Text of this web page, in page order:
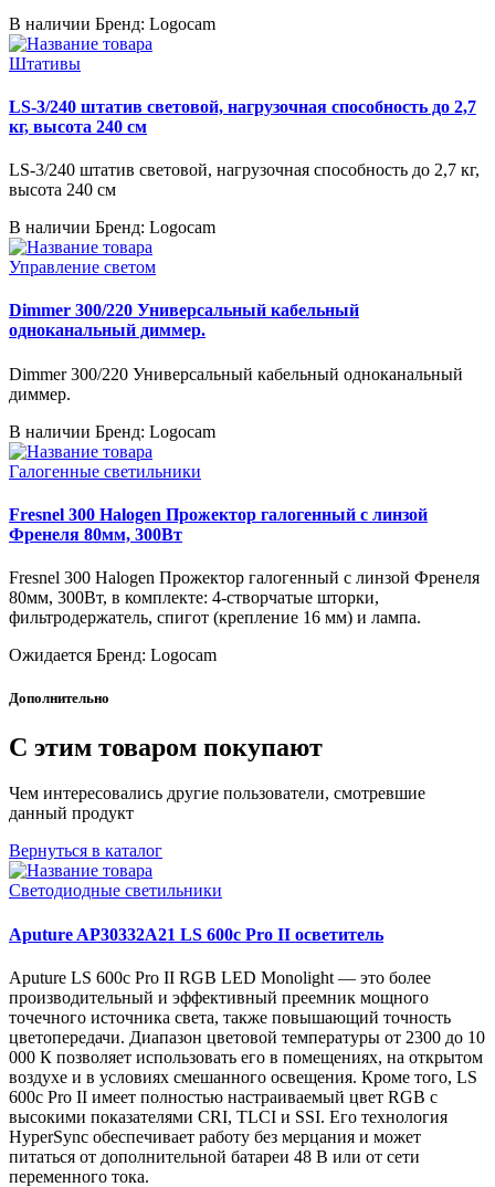
В наличии Бренд: Logocam
Штативы
LS-3/240 штатив световой, нагрузочная способность до 2,7
кг, высота 240 см
LS-3/240 штатив световой, нагрузочная способность до 2,7 кг,
высота 240 см
В наличии Бренд: Logocam
Управление светом
Dimmer 300/220 Универсальный кабельный
одноканальный диммер.
Dimmer 300/220 Универсальный кабельный одноканальный
диммер.
В наличии Бренд: Logocam
Галогенные светильники
Fresnel 300 Halogen Прожектор галогенный с линзой
Френеля 80мм, 300Вт
Fresnel 300 Halogen Прожектор галогенный с линзой Френеля
80мм, 300Вт, в комплекте: 4-створчатые шторки,
фильтродержатель, спигот (крепление 16 мм) и лампа.
Ожидается Бренд: Logocam
Дополнительно
С этим товаром покупают
Чем интересовались другие пользователи, смотревшие
данный продукт
Вернуться в каталог
Светодиодные светильники
Aputure AP30332A21 LS 600c Pro II осветитель
Aputure LS 600c Pro II RGB LED Monolight — это более
производительный и эффективный преемник мощного
точечного источника света, также повышающий точность
цветопередачи. Диапазон цветовой температуры от 2300 до 10
000 К позволяет использовать его в помещениях, на открытом
воздухе и в условиях смешанного освещения. Кроме того, LS
600c Pro II имеет полностью настраиваемый цвет RGB с
высокими показателями CRI, TLCI и SSI. Его технология
HyperSync обеспечивает работу без мерцания и может
питаться от дополнительной батареи 48 В или от сети
переменного тока.